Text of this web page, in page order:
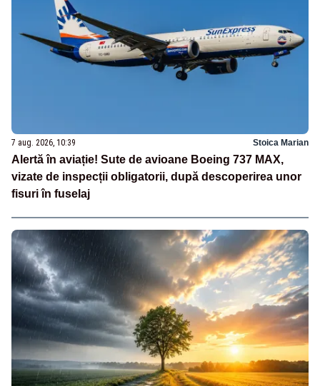
7 aug. 2026, 10:39 Stoica Marian
Alertă în aviație! Sute de avioane Boeing 737 MAX,
vizate de inspecții obligatorii, după descoperirea unor
fisuri în fuselaj